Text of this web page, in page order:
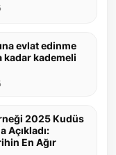
evlat edinme
kadar kademeli
2025 Kudüs
Açıkladı:
En Ağır